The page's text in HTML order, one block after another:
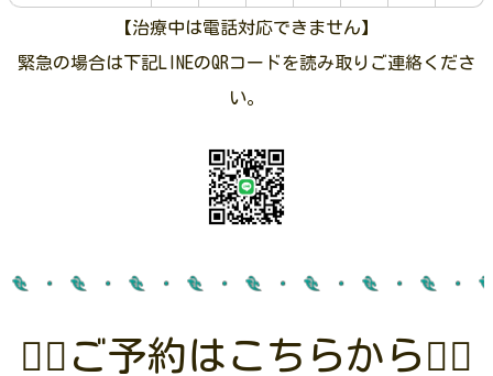
【治療中は電話対応できません】
緊急の場合は下記LINEのQRコードを読み取りご連絡くださ
い。
👇🏻ご予約はこちらから👇🏻